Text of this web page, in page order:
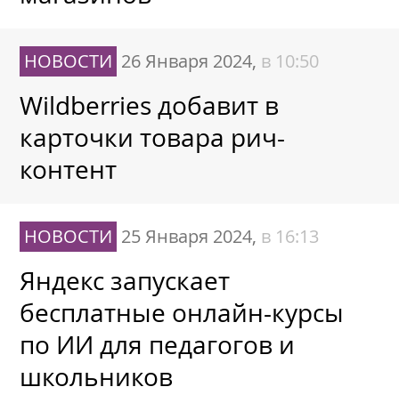
НОВОСТИ 26 Января 2024, в 10:50
Wildberries добавит в
карточки товара рич-
контент
НОВОСТИ 25 Января 2024, в 16:13
Яндекс запускает
бесплатные онлайн-курсы
по ИИ для педагогов и
школьников